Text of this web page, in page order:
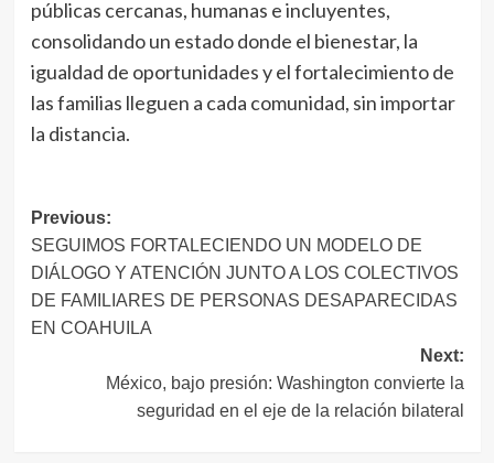
públicas cercanas, humanas e incluyentes,
consolidando un estado donde el bienestar, la
igualdad de oportunidades y el fortalecimiento de
las familias lleguen a cada comunidad, sin importar
la distancia.
Navegación
de
entradas
Previous:
SEGUIMOS FORTALECIENDO UN MODELO DE
DIÁLOGO Y ATENCIÓN JUNTO A LOS COLECTIVOS
DE FAMILIARES DE PERSONAS DESAPARECIDAS
EN COAHUILA
Next:
México, bajo presión: Washington convierte la
seguridad en el eje de la relación bilateral